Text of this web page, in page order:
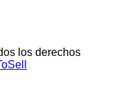
los derechos